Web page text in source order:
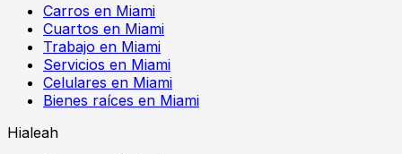
Carros en Miami
Cuartos en Miami
Trabajo en Miami
Servicios en Miami
Celulares en Miami
Bienes raíces en Miami
Hialeah